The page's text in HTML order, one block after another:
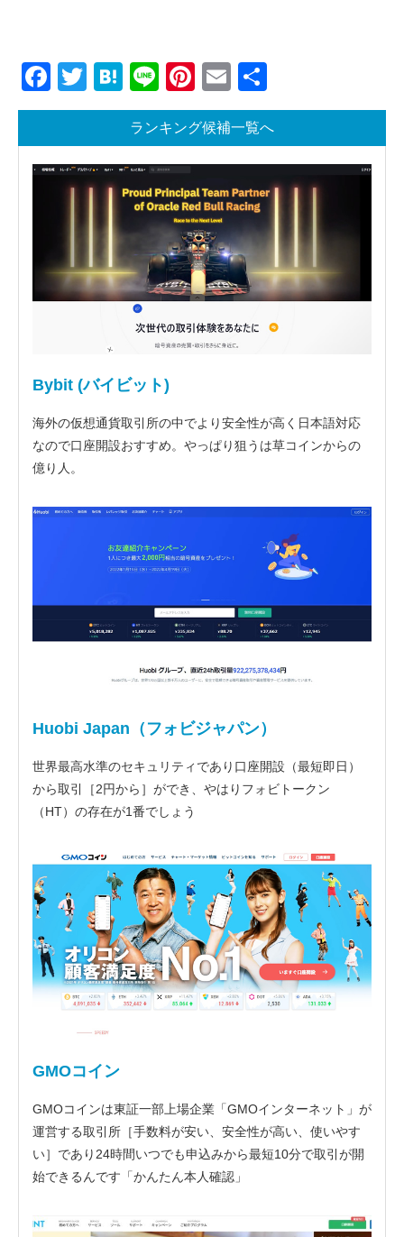
Facebook
Twitter
Hatena
LinePinterest
Email
有
ランキング候補一覧へ
Bybit (バイビット)
海外の仮想通貨取引所の中でより安全性が高く日本語対応
なので口座開設おすすめ。やっぱり狙うは草コインからの
億り人。
Huobi Japan（フォビジャパン）
世界最高水準のセキュリティであり口座開設（最短即日）
から取引［2円から］ができ、やはりフォビトークン
（HT）の存在が1番でしょう
GMOコイン
GMOコインは東証一部上場企業「GMOインターネット」が
運営する取引所［手数料が安い、安全性が高い、使いやす
い］であり24時間いつでも申込みから最短10分で取引が開
始できるんです「かんたん本人確認」